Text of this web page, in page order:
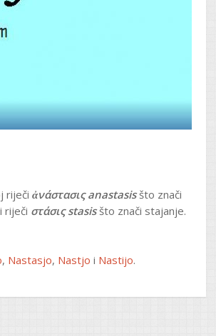
riječi ἀνάστασις anastasisšto znači
riječi στάσις stasis što znači stajanje.
, Nastasjo, Nastjo i Nastijo.